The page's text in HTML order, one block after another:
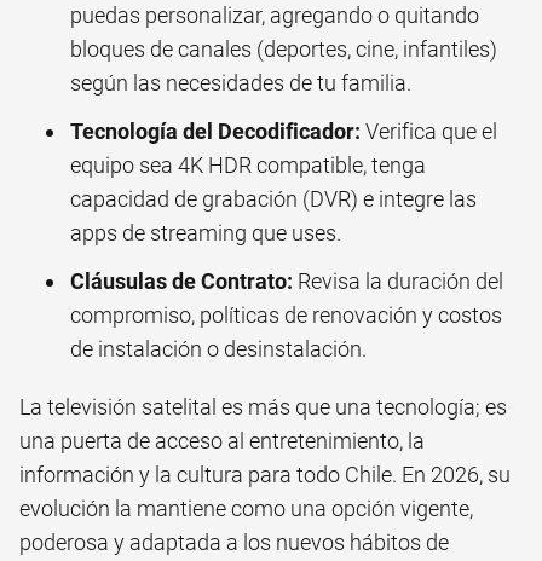
puedas personalizar, agregando o quitando
bloques de canales (deportes, cine, infantiles)
según las necesidades de tu familia.
Tecnología del Decodificador: Verifica que el
equipo sea 4K HDR compatible, tenga
capacidad de grabación (DVR) e integre las
apps de streaming que uses.
Cláusulas de Contrato: Revisa la duración del
compromiso, políticas de renovación y costos
de instalación o desinstalación.
La televisión satelital es más que una tecnología; es
una puerta de acceso al entretenimiento, la
información y la cultura para todo Chile. En 2026, su
evolución la mantiene como una opción vigente,
poderosa y adaptada a los nuevos hábitos de